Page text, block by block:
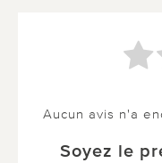
Aucun avis n'a
Soyez le